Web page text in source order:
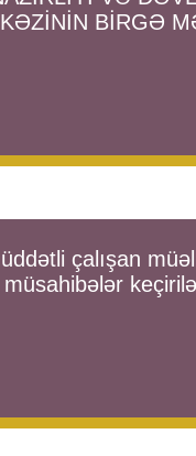
BİRGƏ
çalışan
müsahibələr